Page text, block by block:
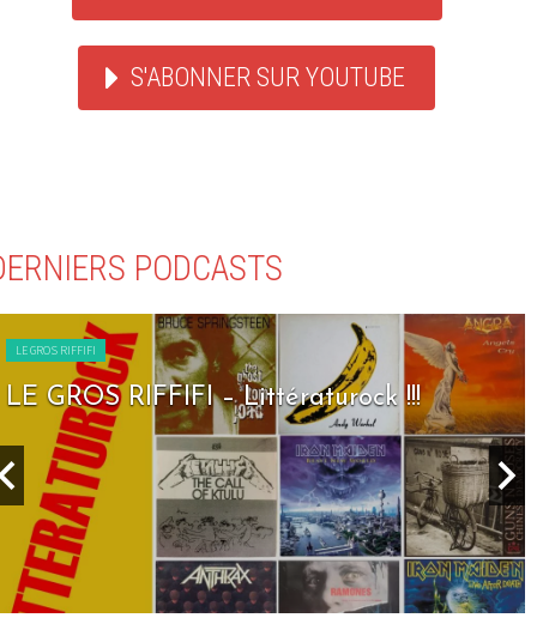
S'ABONNER SUR YOUTUBE
PODCASTS
LE GROS RIFFIFI
LE GROS RIFFIFI – Littératurock !!!